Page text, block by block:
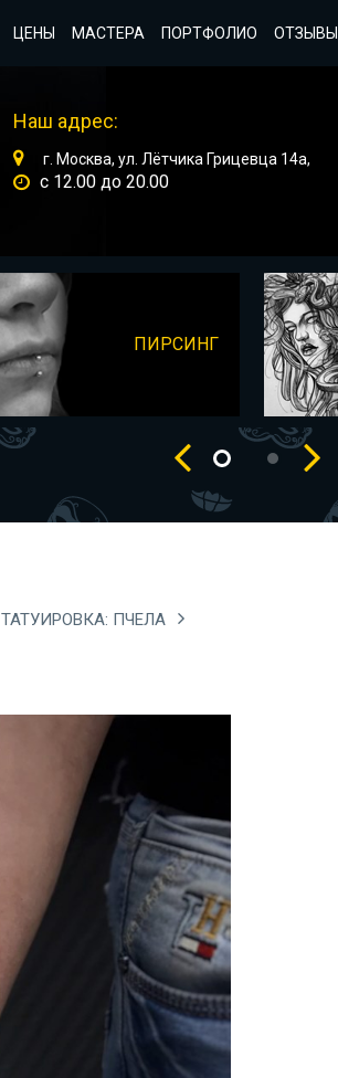
ЦЕНЫ МАСТЕРА ПОРТФОЛИО ОТЗЫВЫ
Наш адрес:
г. Москва, ул. Лётчика Грицевца 14а,
с 12.00 до 20.00
ПИРСИНГ
ТАТУИРОВКА: ПЧЕЛА